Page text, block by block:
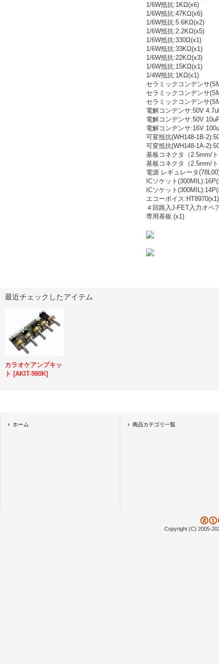
1/6W抵抗:1KΩ(x6)
1/6W抵抗:47KΩ(x6)
1/6W抵抗:5.6KΩ(x2)
1/6W抵抗:2.2KΩ(x5)
1/6W抵抗:330Ω(x1)
1/6W抵抗:33KΩ(x1)
1/6W抵抗:22KΩ(x3)
1/6W抵抗:15KΩ(x1)
1/4W抵抗:1KΩ(x1)
セラミックコンデンサ
セラミックコンデンサ
セラミックコンデンサ
電解コンデンサ:50V
電解コンデンサ:50V
電解コンデンサ:16V
可変抵抗(WH148-1B-
可変抵抗(WH148-1A-
基板コネクタ（2.5mm/
基板コネクタ（2.5mm/
電源 レギュレータ
ICソケット
ICソケット
エコーボイス:HT8970(x1)
４回路入J-FET入力オペ
専用基板:(x1)
最近チェックしたアイテム
カラオケアンプキッ
ト [AKIT-980K]
ホーム 商品カテゴリ一覧
Copyright (C) 2005-